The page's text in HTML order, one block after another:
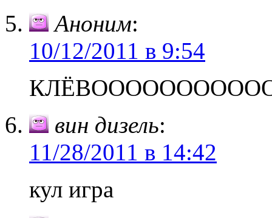
Аноним:
10/12/2011 в 9:54
вин дизель:
11/28/2011 в 14:42
кул игра